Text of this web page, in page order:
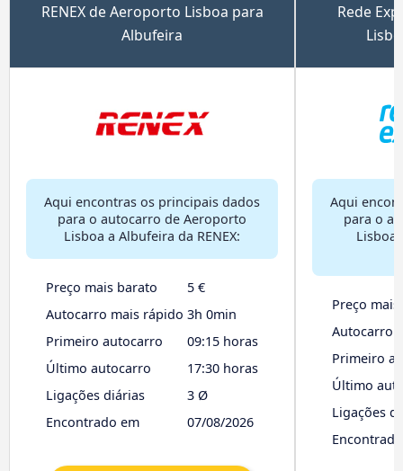
RENEX de Aeroporto Lisboa para
Albufeira
Aqui encontras os principais dados
para o autocarro de Aeroporto
Lisboa a Albufeira da RENEX:
Preço mais barato
5 €
Autocarro mais rápido 3h 0min
Primeiro autocarro
09:15 horas
Último autocarro
17:30 horas
Ligações diárias
3 Ø
Encontrado em
07/08/2026
Rede
Aqui
para o
Lisboa
Preço
Autocarro
Primeiro
Último
Ligações